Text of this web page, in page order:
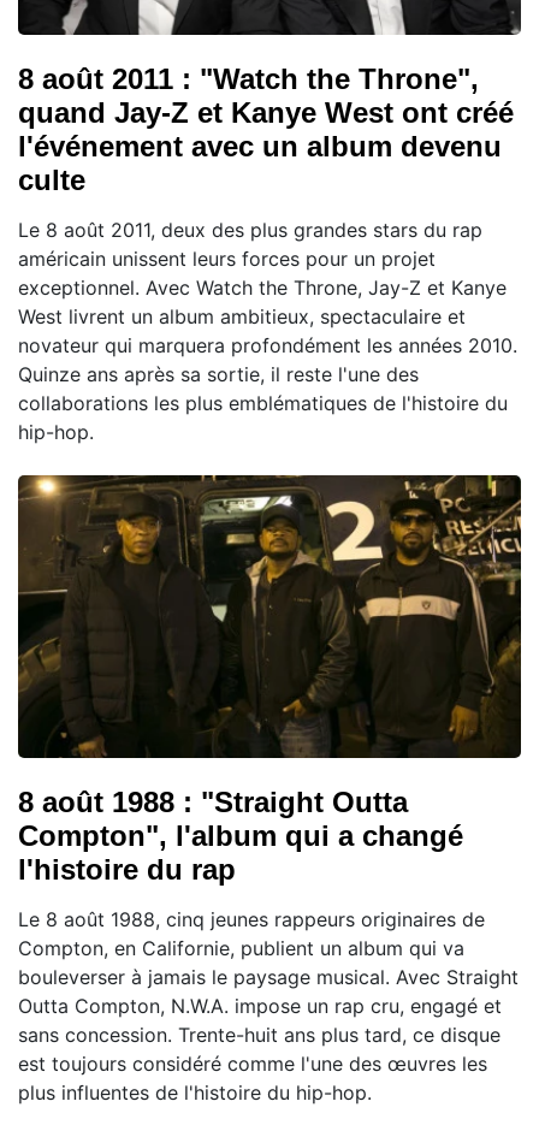
8 août 2011 : "Watch the Throne",
quand Jay-Z et Kanye West ont créé
l'événement avec un album devenu
culte
Le 8 août 2011, deux des plus grandes stars du rap
américain unissent leurs forces pour un projet
exceptionnel. Avec Watch the Throne, Jay-Z et Kanye
West livrent un album ambitieux, spectaculaire et
novateur qui marquera profondément les années 2010.
Quinze ans après sa sortie, il reste l'une des
collaborations les plus emblématiques de l'histoire du
hip-hop.
8 août 1988 : "Straight Outta
Compton", l'album qui a changé
l'histoire du rap
Le 8 août 1988, cinq jeunes rappeurs originaires de
Compton, en Californie, publient un album qui va
bouleverser à jamais le paysage musical. Avec Straight
Outta Compton, N.W.A. impose un rap cru, engagé et
sans concession. Trente-huit ans plus tard, ce disque
est toujours considéré comme l'une des œuvres les
plus influentes de l'histoire du hip-hop.